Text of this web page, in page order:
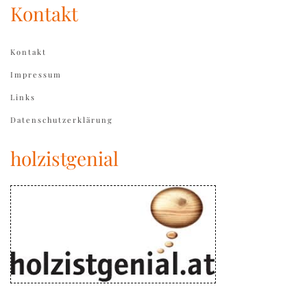
Kontakt
Kontakt
Impressum
Links
Datenschutzerklärung
holzistgenial